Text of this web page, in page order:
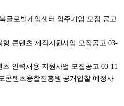
글로벌게임센터 입주기업 모집 공고
형 콘텐츠 제작지원사업 모집공고 03-
츠 인력채용 지원사업 모집공고 03-11
콘텐츠융합진흥원 공개입찰 예정사